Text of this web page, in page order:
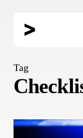
Tag